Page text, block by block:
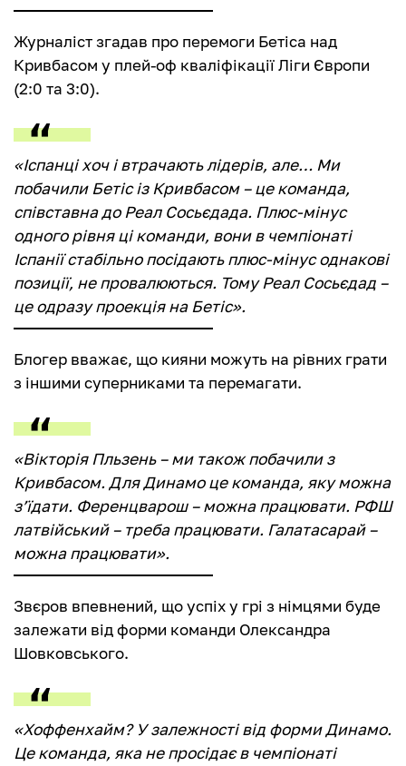
Журналіст згадав про перемоги Бетіса над
Кривбасом у плей-оф кваліфікації Ліги Європи
(2:0 та 3:0).
«Іспанці хоч і втрачають лідерів, але… Ми
побачили Бетіс із Кривбасом – це команда,
співставна до Реал Сосьєдада. Плюс-мінус
одного рівня ці команди, вони в чемпіонаті
Іспанії стабільно посідають плюс-мінус однакові
позиції, не провалюються. Тому Реал Сосьєдад –
це одразу проекція на Бетіс».
Блогер вважає, що кияни можуть на рівних грати
з іншими суперниками та перемагати.
«Вікторія Пльзень – ми також побачили з
Кривбасом. Для Динамо це команда, яку можна
з’їдати. Ференцварош – можна працювати. РФШ
латвійський – треба працювати. Галатасарай –
можна працювати».
Звєров впевнений, що успіх у грі з німцями буде
залежати від форми команди Олександра
Шовковського.
«Хоффенхайм? У залежності від форми Динамо.
Це команда, яка не просідає в чемпіонаті